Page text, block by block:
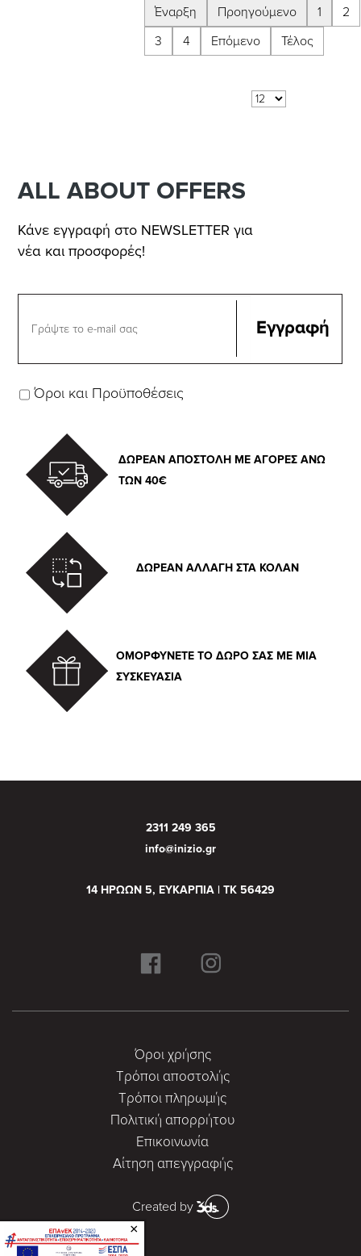
Έναρξη Προηγούμενο 1
2
3
4 Επόμενο Τέλος
ALL ABOUT OFFERS
Κάνε εγγραφή στο NEWSLETTER για
νέα και προσφορές!
Όροι και Προϋποθέσεις
ΔΩΡΕΑΝ ΑΠΟΣΤΟΛΗ ΜΕ ΑΓΟΡΕΣ ΑΝΩ
ΤΩΝ 40€
ΔΩΡΕΑΝ ΑΛΛΑΓΗ ΣΤΑ ΚΟΛΑΝ
ΟΜΟΡΦΥΝΕΤΕ ΤΟ ΔΩΡΟ ΣΑΣ ΜΕ ΜΙΑ
ΣΥΣΚΕΥΑΣΙΑ
2311 249 365
info@inizio.gr
14 ΗΡΩΩΝ 5, ΕΥΚΑΡΠΙΑ | ΤΚ 56429
Όροι χρήσης
Τρόποι αποστολής
Τρόποι πληρωμής
Πολιτική απορρήτου
Επικοινωνία
Αίτηση απεγγραφής
Created by
×